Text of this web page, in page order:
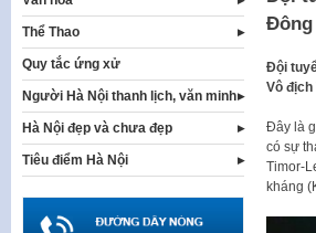
Đông
Đội
Vô
Đây là
có sự
Timor-
kháng
Thể Thao
Quy tắc ứng xử
Người Hà Nội thanh lịch, văn minh
Hà Nội đẹp và chưa đẹp
Tiêu điểm Hà Nội